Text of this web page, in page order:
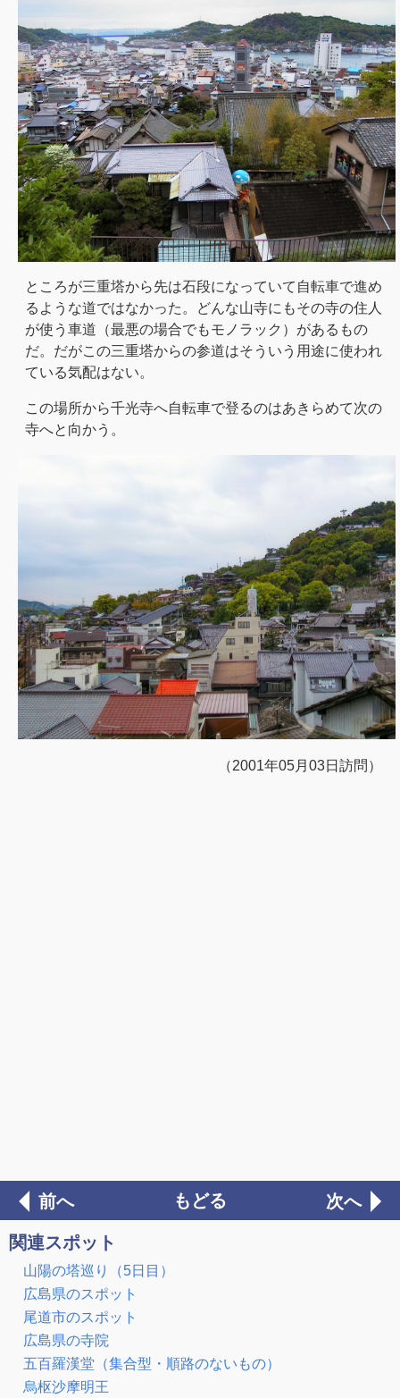
ところが三重塔から先は石段になっていて自転車で進め
るような道ではなかった。どんな山寺にもその寺の住人
が使う車道（最悪の場合でもモノラック）があるもの
だ。だがこの三重塔からの参道はそういう用途に使われ
ている気配はない。
この場所から千光寺へ自転車で登るのはあきらめて次の
寺へと向かう。
（2001年05月03日訪問）
前へ もどる 次へ
関連スポット
山陽の塔巡り（5日目）
広島県のスポット
尾道市のスポット
広島県の寺院
五百羅漢堂（集合型・順路のないもの）
烏枢沙摩明王